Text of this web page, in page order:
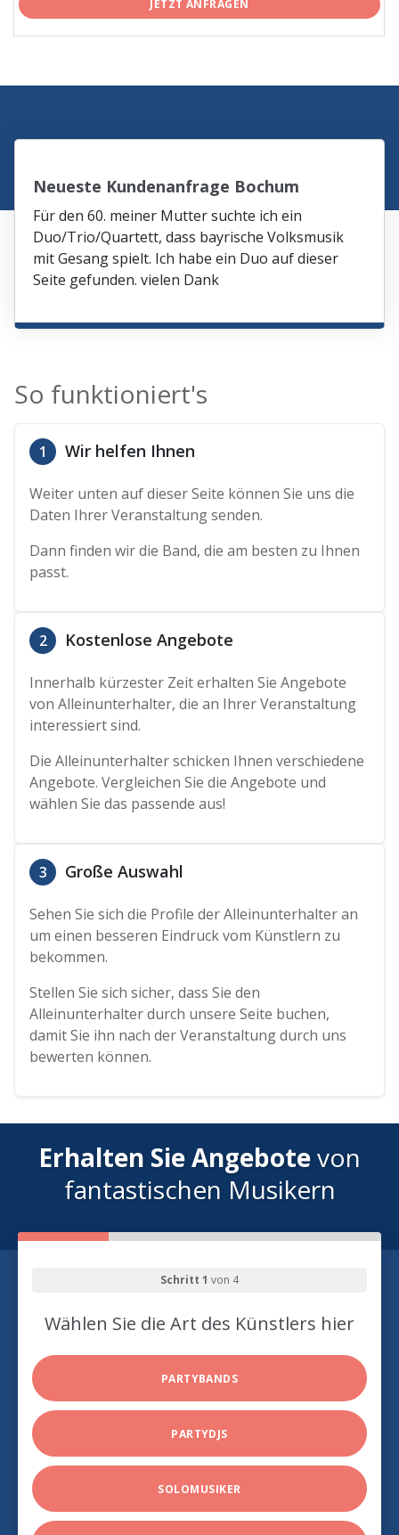
JETZT ANFRAGEN
Neueste Kundenanfrage Bochum
Für den 60. meiner Mutter suchte ich ein
Duo/Trio/Quartett, dass bayrische Volksmusik
mit Gesang spielt. Ich habe ein Duo auf dieser
Seite gefunden. vielen Dank
So funktioniert's
1 Wir helfen Ihnen
Weiter unten auf dieser Seite können Sie uns die
Daten Ihrer Veranstaltung senden.
Dann finden wir die Band, die am besten zu Ihnen
passt.
2 Kostenlose Angebote
Innerhalb kürzester Zeit erhalten Sie Angebote
von Alleinunterhalter, die an Ihrer Veranstaltung
interessiert sind.
Die Alleinunterhalter schicken Ihnen verschiedene
Angebote. Vergleichen Sie die Angebote und
wählen Sie das passende aus!
3 Große Auswahl
Sehen Sie sich die Profile der Alleinunterhalter an
um einen besseren Eindruck vom Künstlern zu
bekommen.
Stellen Sie sich sicher, dass Sie den
Alleinunterhalter durch unsere Seite buchen,
damit Sie ihn nach der Veranstaltung durch uns
bewerten können.
Erhalten Sie Angebotevon
fantastischen Musikern
Schritt 1 von 4
Wählen Sie die Art des Künstlers hier
PARTYBANDS
PARTYDJS
SOLOMUSIKER